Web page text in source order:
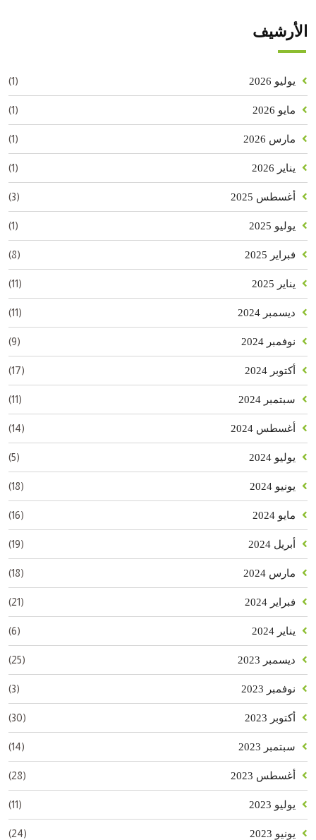
الأرشيف
يوليو 2026 (1)
مايو 2026 (1)
مارس 2026 (1)
يناير 2026 (1)
أغسطس 2025 (3)
يوليو 2025 (1)
فبراير 2025 (8)
يناير 2025 (11)
ديسمبر 2024 (11)
نوفمبر 2024 (9)
أكتوبر 2024 (17)
سبتمبر 2024 (11)
أغسطس 2024 (14)
يوليو 2024 (5)
يونيو 2024 (18)
مايو 2024 (16)
أبريل 2024 (19)
مارس 2024 (18)
فبراير 2024 (21)
يناير 2024 (6)
ديسمبر 2023 (25)
نوفمبر 2023 (3)
أكتوبر 2023 (30)
سبتمبر 2023 (14)
أغسطس 2023 (28)
يوليو 2023 (11)
يونيو 2023 (24)